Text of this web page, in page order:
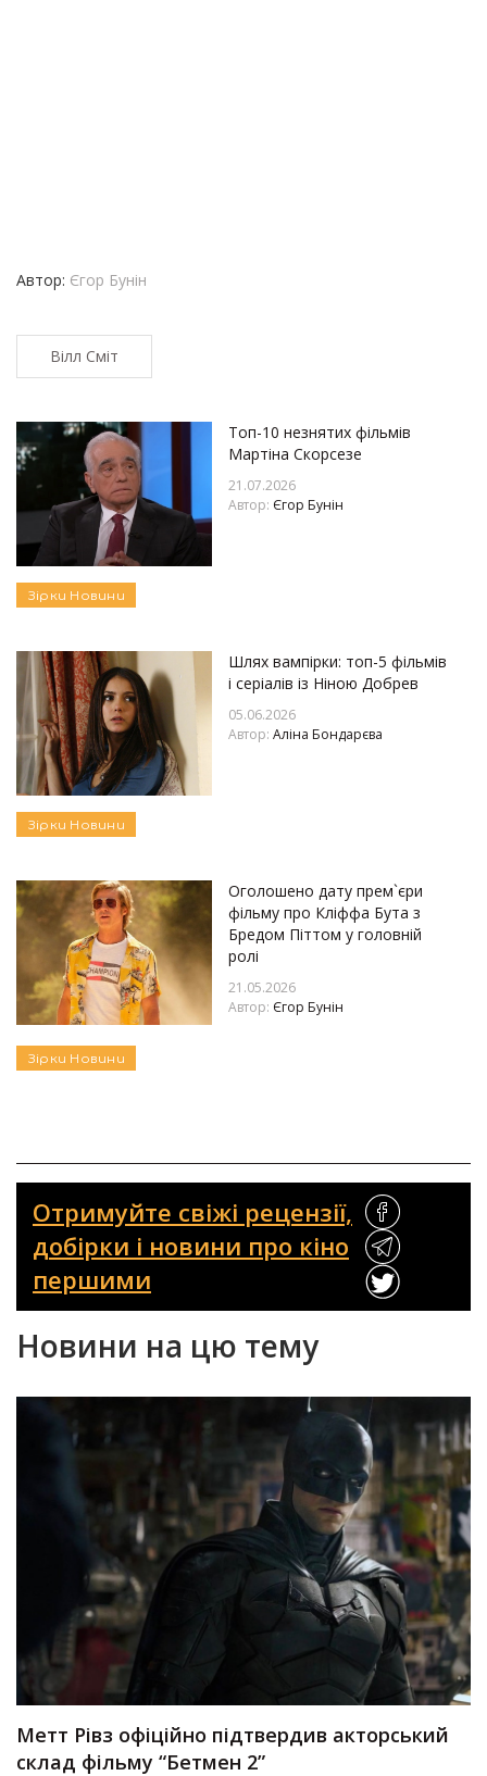
Автор: Єгор Бунін
Вілл Сміт
Топ-10 незнятих фільмів
Мартіна Скорсезе
21.07.2026
Автор: Єгор Бунін
Зірки Новини
Шлях вампірки: топ-5 фільмів
і серіалів із Ніною Добрев
05.06.2026
Автор: Аліна Бондарєва
Зірки Новини
Оголошено дату прем`єри
фільму про Кліффа Бута з
Бредом Піттом у головній
ролі
21.05.2026
Автор: Єгор Бунін
Зірки Новини
Отримуйте свіжі рецензії,
добірки і новини про кіно
першими
Новини на цю тему
Метт Рівз офіційно підтвердив акторський
склад фільму “Бетмен 2”